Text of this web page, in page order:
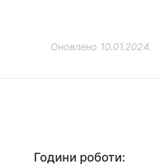
Оновлено 10.01.2024.
Години роботи: